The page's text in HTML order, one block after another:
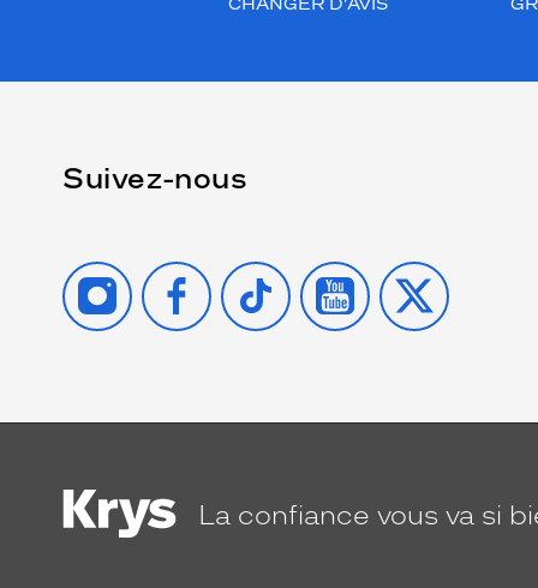
CHANGER D’AVIS
Suivez-nous
INSTAGRAMFACEBOOK
TIKTOK YOUTUBE
X
La confiance vous va si